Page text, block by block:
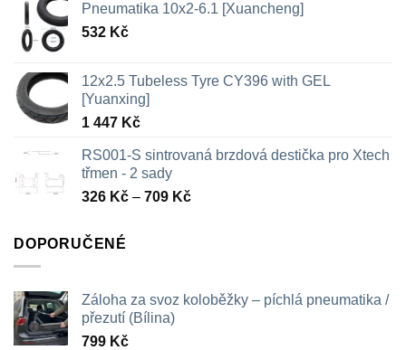
Pneumatika 10x2-6.1 [Xuancheng]
532 Kč
12x2.5 Tubeless Tyre CY396 with GEL
[Yuanxing]
1 447 Kč
RS001-S sintrovaná brzdová destička pro Xtech
třmen - 2 sady
326 Kč – 709 KčRozpětí
DOPORUČENÉ
Záloha za svoz koloběžky – píchlá pneumatika /
přezutí (Bílina)
799 Kč